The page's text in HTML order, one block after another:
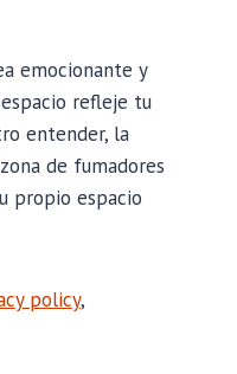
emocionante y
refleje tu
entender, la
de fumadores
propio espacio
policy,